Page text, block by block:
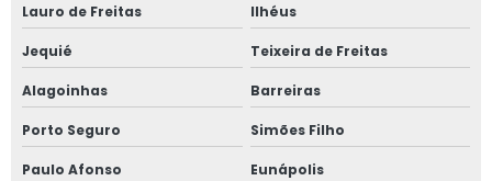
Lauro de Freitas Ilhéus
Jequié Teixeira de Freitas
Alagoinhas Barreiras
Porto Seguro Simões Filho
Paulo Afonso Eunápolis